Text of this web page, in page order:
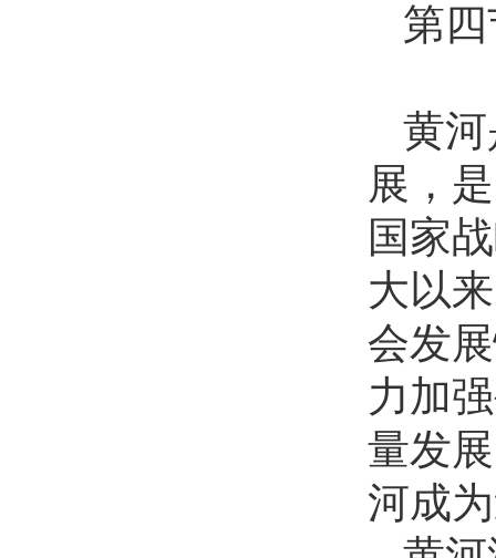
第
黄
展，
国家
大以
会发
力加
量发
河成